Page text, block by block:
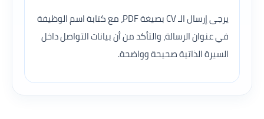
يرجى إرسال الـ CV بصيغة PDF، مع كتابة اسم الوظيفة
في عنوان الرسالة، والتأكد من أن بيانات التواصل داخل
السيرة الذاتية صحيحة وواضحة.